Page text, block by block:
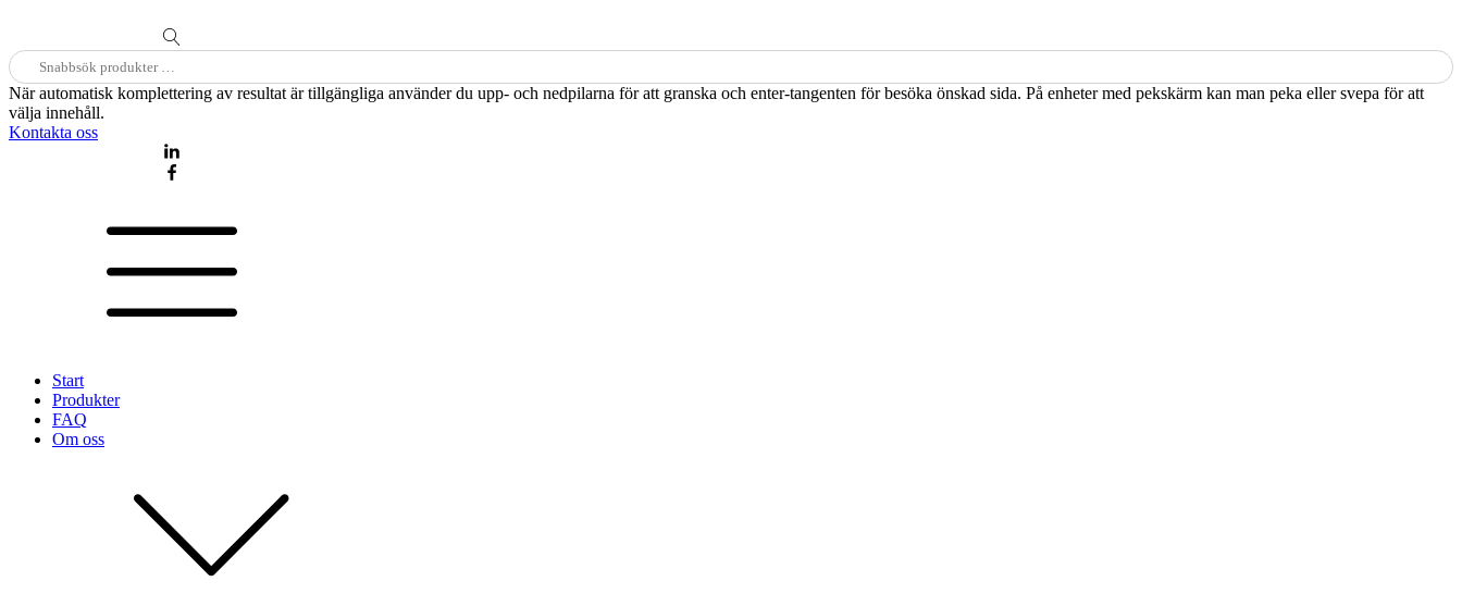
Sök
efter:
När automatisk komplettering av resultat är tillgängliga använder du upp- och nedpilarna för att granska och enter-tangenten för besöka önskad sida. På enheter med pekskärm kan man peka eller svepa för att
välja innehåll.
Kontakta oss
Start
Produkter
FAQ
Om oss